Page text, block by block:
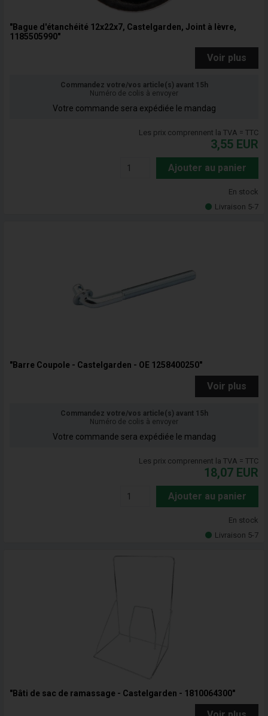
"Bague d'étanchéité 12x22x7, Castelgarden, Joint à lèvre,
1185505990"
Voir plus
Commandez votre/vos article(s) avant 15h
Numéro de colis à envoyer
Votre commande sera expédiée le mandag
Les prix comprennent la TVA = TTC
3,55 EUR
Ajouter au panier
En stock
Livraison 5-7
"Barre Coupole - Castelgarden - OE 1258400250"
Voir plus
Commandez votre/vos article(s) avant 15h
Numéro de colis à envoyer
Votre commande sera expédiée le mandag
Les prix comprennent la TVA = TTC
18,07 EUR
Ajouter au panier
En stock
Livraison 5-7
"Bâti de sac de ramassage - Castelgarden - 1810064300"